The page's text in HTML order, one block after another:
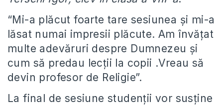
“Mi-a plăcut foarte tare sesiunea și mi-a
lăsat numai impresii plăcute. Am învățat
multe adevăruri despre Dumnezeu și
cum să predau lecții la copii .Vreau să
devin profesor de Religie”.
La final de sesiune studenții vor susține